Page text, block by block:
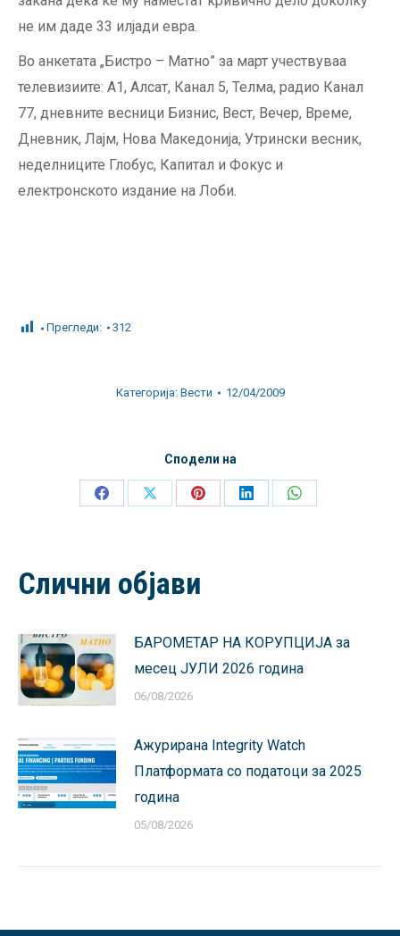
не им даде 33 илјади евра.
Во анкетата „Бистро – Матно” за март учествуваа
телевизиите: А1, Алсат, Канал 5, Телма, радио Канал
77, дневните весници Бизнис, Вест, Вечер, Време,
Дневник, Лајм, Нова Македонија, Утрински весник,
неделниците Глобус, Капитал и Фокус и
електронското издание на Лоби.
Прегледи: 312
Категорија: Вести 12/04/2009
Сподели на
Share
Share
Share
Share
Share
Слични објави
БАРОМЕТАР НА КОРУПЦИЈА за
месец ЈУЛИ 2026 година
06/08/2026
Ажурирана Integrity Watch
Платформата со податоци за 2025
година
05/08/2026